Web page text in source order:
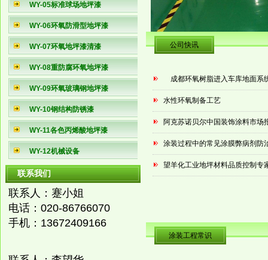
WY-05标准球场地坪漆
WY-06环氧防滑型地坪漆
WY-07环氧地坪漆清漆
WY-08重防腐环氧地坪漆
WY-09环氧玻璃钢地坪漆
WY-10钢结构防锈漆
WY-11各色丙烯酸地坪漆
WY-12机械设备
联系我们
联系人：蹇小姐
电话： 020-86766070
手机： 13672409166
公司快讯
成都环氧树脂进入车库地面系
水性环氧制备工艺
阿克苏诺贝尔中国装饰涂料市场
涂装过程中的常见涂膜弊病剂防
望羊化工业地坪材料品质控制专
涂装工程常识